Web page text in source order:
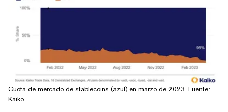
Cuota de mercado de stablecoins (azul) en marzo de 2023. Fuente:
Kaiko.